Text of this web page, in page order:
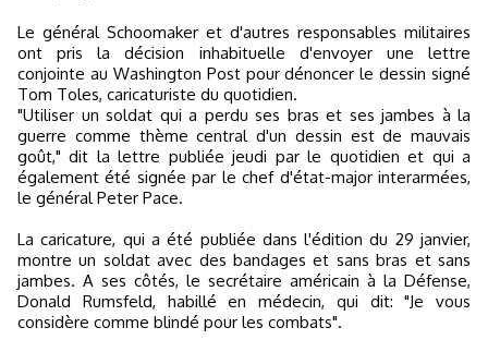
Le général Schoomaker et d'autres responsables militaires
ont pris la décision inhabituelle d'envoyer une lettre
conjointe au Washington Post pour dénoncer le dessin signé
Tom Toles, caricaturiste du quotidien.
"Utiliser un soldat qui a perdu ses bras et ses jambes à la
guerre comme thème central d'un dessin est de mauvais
goût," dit la lettre publiée jeudi par le quotidien et qui a
également été signée par le chef d'état-major interarmées,
le général Peter Pace.
La caricature, qui a été publiée dans l'édition du 29 janvier,
montre un soldat avec des bandages et sans bras et sans
jambes. A ses côtés, le secrétaire américain à la Défense,
Donald Rumsfeld, habillé en médecin, qui dit: "Je vous
considère comme blindé pour les combats".